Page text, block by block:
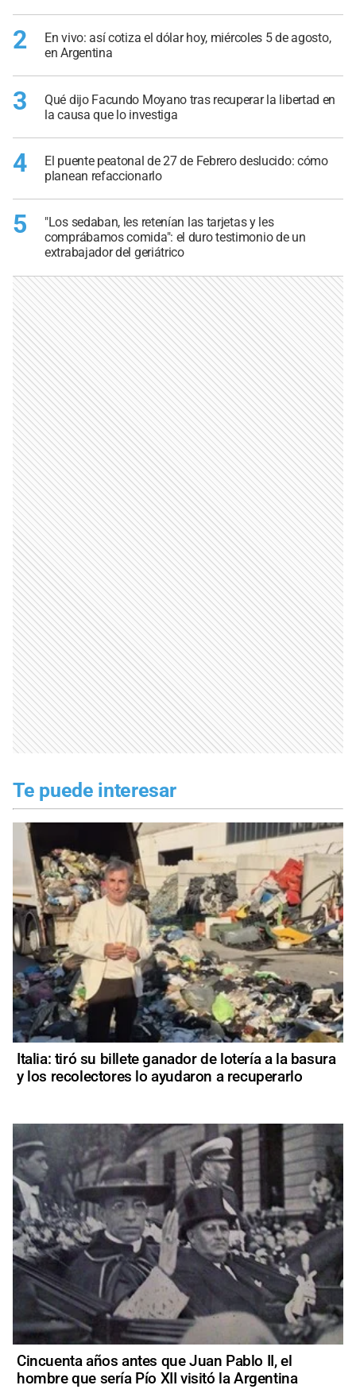
2
En vivo: así cotiza el dólar hoy, miércoles 5 de agosto,
en Argentina
3
Qué dijo Facundo Moyano tras recuperar la libertad en
la causa que lo investiga
4
El puente peatonal de 27 de Febrero deslucido: cómo
planean refaccionarlo
5
"Los sedaban, les retenían las tarjetas y les
comprábamos comida": el duro testimonio de un
extrabajador del geriátrico
Te puede interesar
Italia: tiró su billete ganador de lotería a la basura
y los recolectores lo ayudaron a recuperarlo
Cincuenta años antes que Juan Pablo II, el
hombre que sería Pío XII visitó la Argentina